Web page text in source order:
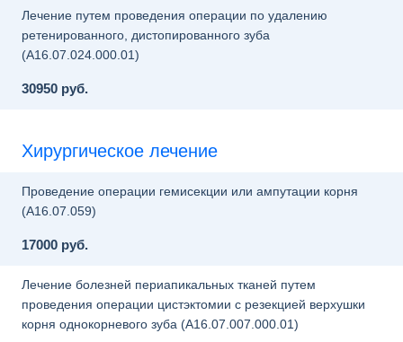
Лечение путем проведения операции по удалению
ретенированного, дистопированного зуба
(A16.07.024.000.01)
30950 руб.
Хирургическое лечение
Проведение операции гемисекции или ампутации корня
(A16.07.059)
17000 руб.
Лечение болезней периапикальных тканей путем
проведения операции цистэктомии с резекцией верхушки
корня однокорневого зуба (A16.07.007.000.01)